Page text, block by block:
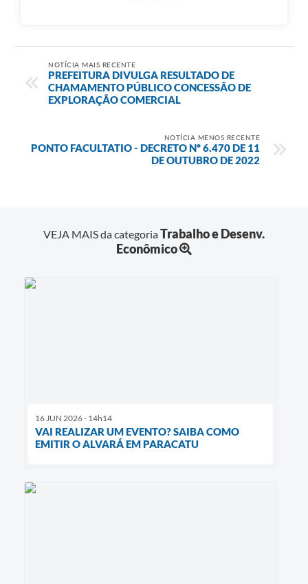
NOTÍCIA MAIS RECENTE
PREFEITURA DIVULGA RESULTADO DE
CHAMAMENTO PÚBLICO CONCESSÃO DE
EXPLORAÇÃO COMERCIAL
NOTÍCIA MENOS RECENTE
PONTO FACULTATIO - DECRETO Nº 6.470 DE 11
DE OUTUBRO DE 2022
VEJA MAIS da categoriaTrabalho e Desenv.
Econômico
16 JUN 2026 - 14h14
VAI REALIZAR UM EVENTO? SAIBA COMO
EMITIR O ALVARÁ EM PARACATU